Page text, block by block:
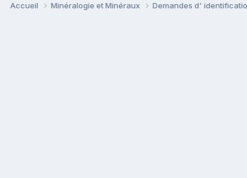
Accueil Minéralogie et Minéraux Demandes d'